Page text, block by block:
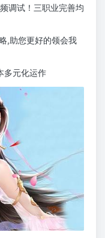
调试！三职业完善均
,助您更好的领会我
多元化运作